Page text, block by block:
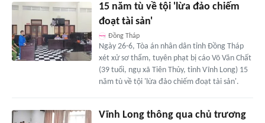
15 năm tù về tội 'lừa đảo chiếm
đoạt tài sản'
Đồng Tháp
Ngày 26-6, Tòa án nhân dân tỉnh Đồng Tháp
xét xử sơ thẩm, tuyên phạt bị cáo Võ Văn Chất
(39 tuổi, ngụ xã Tiên Thủy, tỉnh Vĩnh Long) 15
năm tù về tội 'lừa đảo chiếm đoạt tài sản'.
Vĩnh Long thông qua chủ trương